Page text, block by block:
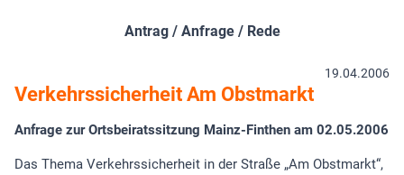
Antrag / Anfrage / Rede
19.04.2006
Verkehrssicherheit Am Obstmarkt
Anfrage zur Ortsbeiratssitzung Mainz-Finthen am 02.05.2006
Das Thema Verkehrssicherheit in der Straße „Am Obstmarkt“,